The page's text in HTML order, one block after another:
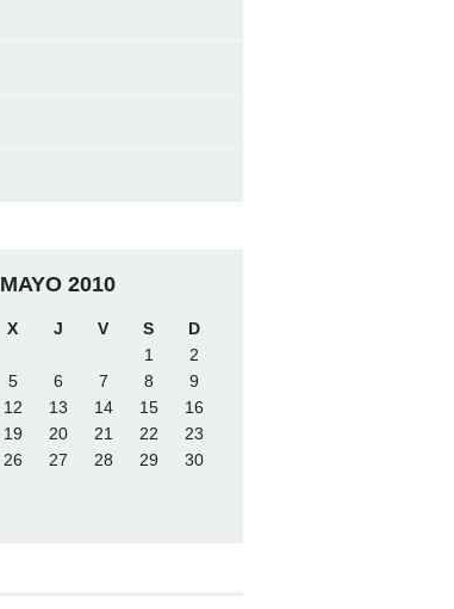
MAYO 2010
X J V S
D
1
2
5 6 7 8
9
12 13 14 15
16
19 20 21 22
23
26 27 28 29
30